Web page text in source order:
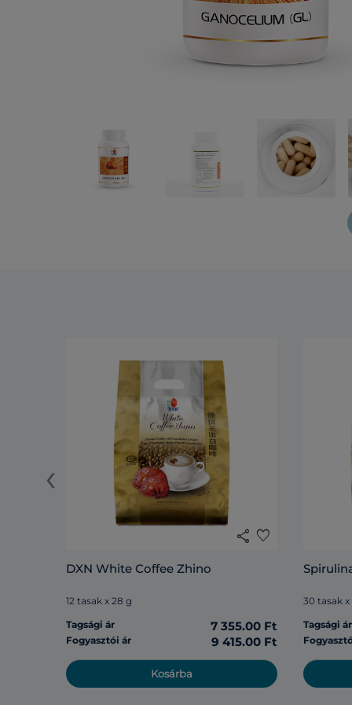
share favorite
DXN White Coffee Zhino
12 tasak x 28 g
Tagsági ár
7 355.00 Ft
Fogyasztói ár 9 415.00 Ft
Kosárba
30 tasak x
Tagsági ár
‹